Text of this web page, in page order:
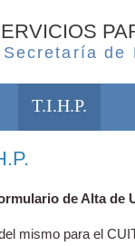
Secretaría de
T.I.H.P.
de Alta de
mismo para el